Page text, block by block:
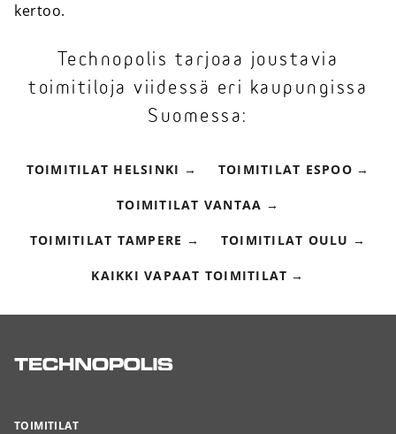
kertoo.
Technopolis tarjoaa joustavia
toimitiloja viidessä eri kaupungissa
Suomessa:
TOIMITILAT HELSINKI TOIMITILAT ESPOO
TOIMITILAT VANTAA
TOIMITILAT TAMPERE TOIMITILAT OULU
KAIKKI VAPAAT TOIMITILAT
TOIMITILAT